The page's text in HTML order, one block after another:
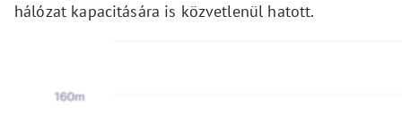
hálózat kapacitására is közvetlenül hatott.